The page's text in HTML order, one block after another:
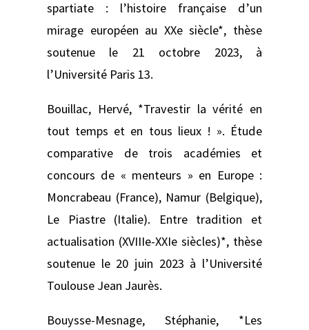
spartiate : l’histoire française d’un
mirage européen au XXe siècle*, thèse
soutenue le 21 octobre 2023, à
l’Université Paris 13.
Bouillac, Hervé, *Travestir la vérité en
tout temps et en tous lieux ! ». Étude
comparative de trois académies et
concours de « menteurs » en Europe :
Moncrabeau (France), Namur (Belgique),
Le Piastre (Italie). Entre tradition et
actualisation (XVIIIe-XXIe siècles)*, thèse
soutenue le 20 juin 2023 à l’Université
Toulouse Jean Jaurès.
Bouysse-Mesnage, Stéphanie, *Les